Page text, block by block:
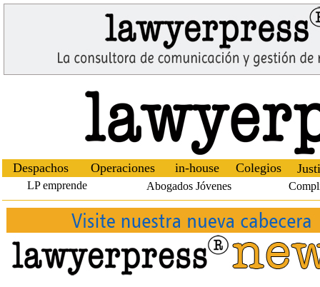
Despachos Operaciones in-house Colegios
LP emprende Abogados Jóvenes